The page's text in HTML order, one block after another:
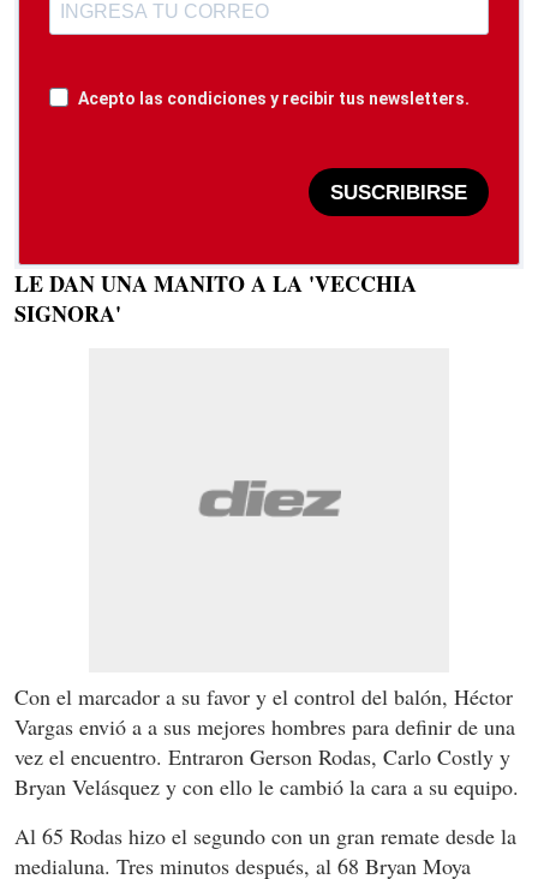
Acepto las condiciones y recibir tus newsletters.
SUSCRIBIRSE
LE DAN UNA MANITO A LA 'VECCHIA
SIGNORA'
Con el marcador a su favor y el control del balón, Héctor
Vargas envió a a sus mejores hombres para definir de una
vez el encuentro. Entraron Gerson Rodas, Carlo Costly y
Bryan Velásquez y con ello le cambió la cara a su equipo.
Al 65 Rodas hizo el segundo con un gran remate desde la
medialuna. Tres minutos después, al 68 Bryan Moya